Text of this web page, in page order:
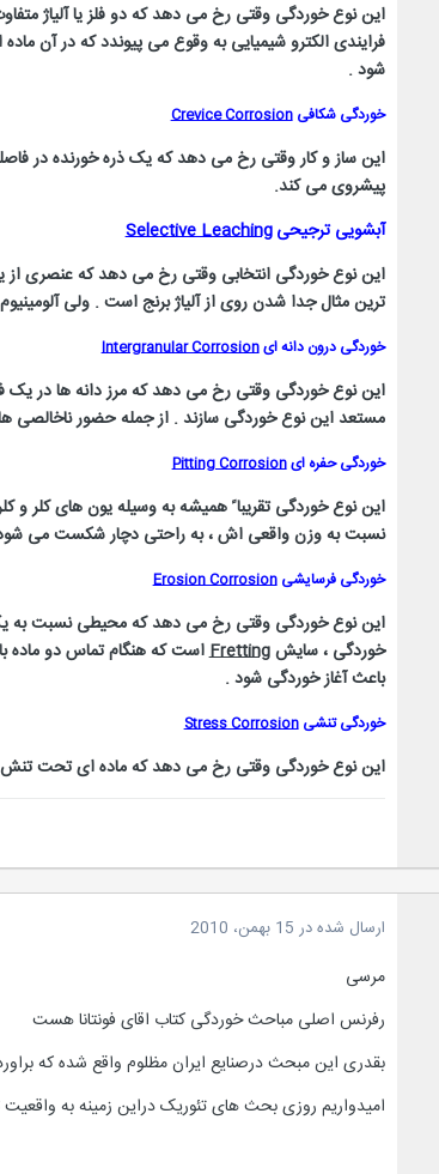
این نوع خوردگی وقتی رخ می دهد که دو فلز یا آلیاژ
فرایندی الکترو شیمیایی به وقوع می پیوندد که در آن
شود .
خوردگی شکافیCrevice Corrosion
این ساز و کار وقتی رخ می دهد که یک ذره خورنده در
پیشروی می کند.
آبشویی ترجیحیSelective Leaching
این نوع خوردگی انتخابی وقتی رخ می دهد که عنصری از
ترین مثال جدا شدن روی از آلیاژ برنج است . ولی آلومینیوم
خوردگی درون دانه ایIntergranular Corrosion
این نوع خوردگی وقتی رخ می دهد که مرز دانه ها در یک
مستعد این نوع خوردگی سازند . از جمله حضور ناخالصی ها
خوردگی حفره ایPitting Corrosion
این نوع خوردگی تقریبا ً همیشه به وسیله یون های کلر
نسبت به وزن واقعی اش ، به راحتی دچار شکست می شود .
خوردگی فرسایشیErosion Corrosion
این نوع خوردگی وقتی رخ می دهد که محیطی نسبت به یک
خوردگی ، سایشFrettingاست که هنگام تماس دو ماده
باعث آغاز خوردگی شود .
خوردگی تنشیStress Corrosion
این نوع خوردگی وقتی رخ می دهد که ماده ای تحت تنش
ارسال شده در 15 بهمن، 2010
مرسی
رفرنس اصلی مباحث خوردگی کتاب اقای فونتانا هست
بقدری این مبحث درصنایع ایران مظلوم واقع شده که
امیدواریم روزی بحث های تئوریک دراین زمینه به